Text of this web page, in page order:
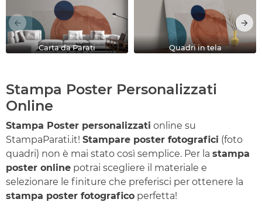
Carta da Parati Quadri in tela
Stampa Poster Personalizzati
Online
Stampa Poster personalizzati online su
StampaParati.it! Stampare poster fotografici (foto
quadri) non è mai stato così semplice. Per la stampa
poster online potrai scegliere il materiale e
selezionare le finiture che preferisci per ottenere la
stampa poster fotografico perfetta!